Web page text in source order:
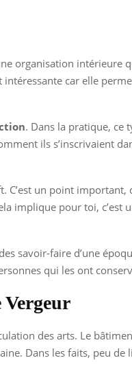
organisation intérieure
car elle
. Dans la pratique, ce
ils s’inscrivaient
C’est un point
implique pour toi, c’est
savoir-faire d’une
qui les ont
Vergeur
des arts. Le
Dans les faits, peu